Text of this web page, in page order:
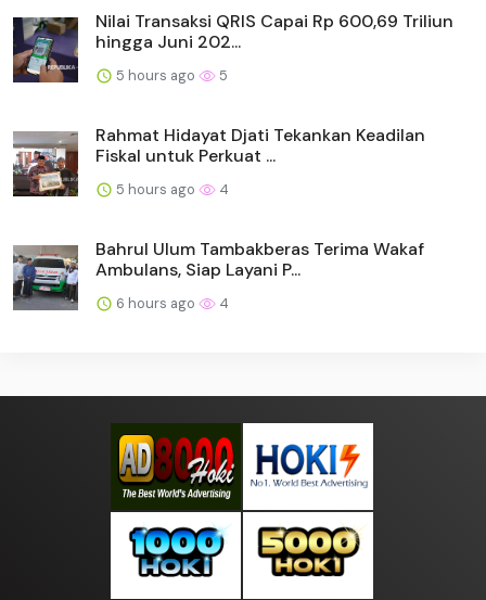
Nilai Transaksi QRIS Capai Rp 600,69 Triliun
hingga Juni 202...
5 hours ago 5
Rahmat Hidayat Djati Tekankan Keadilan
Fiskal untuk Perkuat ...
5 hours ago 4
Bahrul Ulum Tambakberas Terima Wakaf
Ambulans, Siap Layani P...
6 hours ago 4